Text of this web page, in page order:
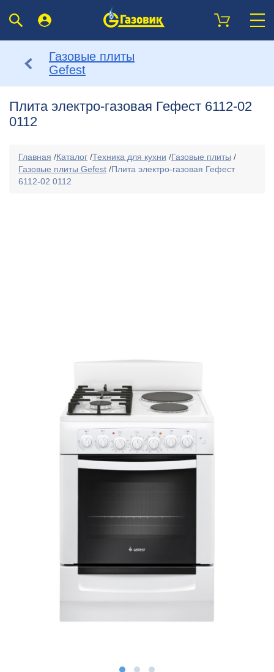
Газовые плиты
Gefest
Плита электро-газовая Гефест 6112-02
0112
Главная /Каталог /Техника для кухни /Газовые плиты /
Газовые плиты Gefest /Плита электро-газовая Гефест
6112-02 0112